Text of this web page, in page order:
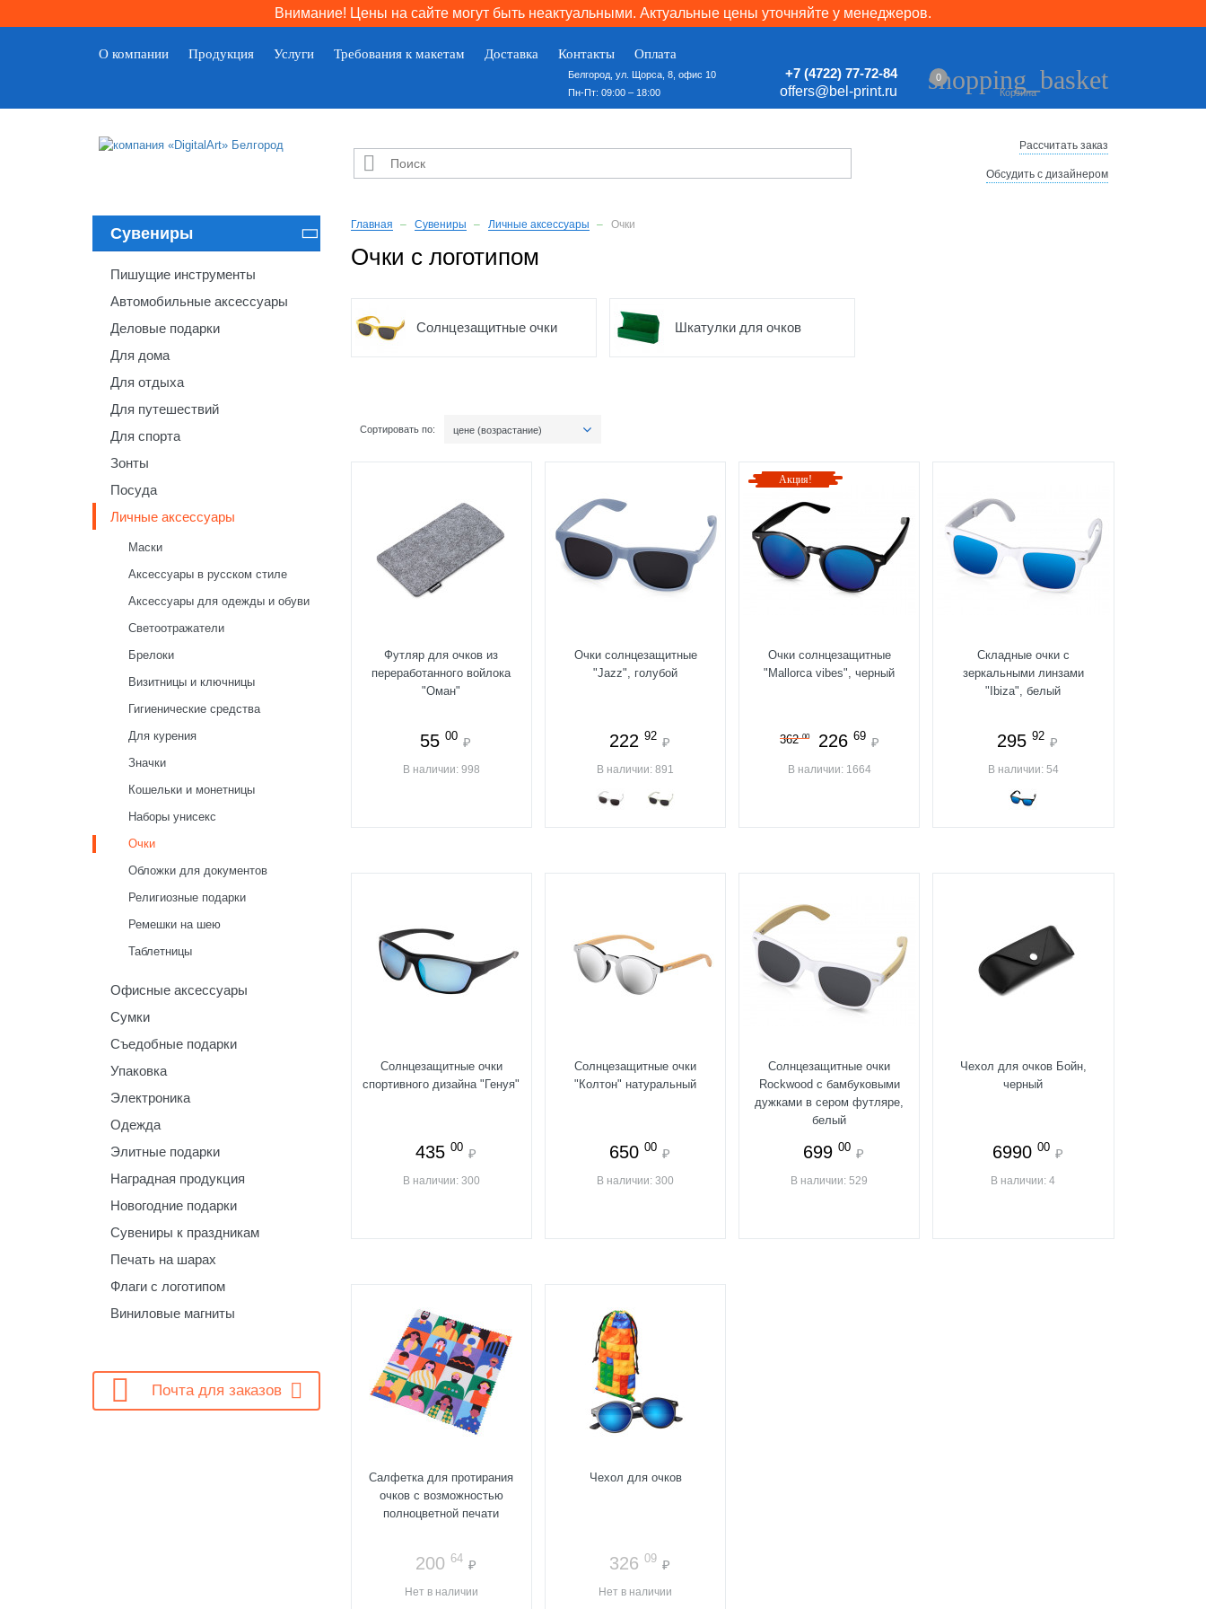
Внимание! Цены на сайте могут быть неактуальными. Актуальные цены уточняйте у менеджеров.
О компании Продукция Услуги Требования к макетам Доставка Контакты Оплата
Белгород, ул. Щорса, 8, офис 10
Пн-Пт: 09:00 – 18:00
+7 (4722) 77-72-84
offers@bel-print.ru
shopping_basket
Корзина
0

Рассчитать заказ
Обсудить с дизайнером
Сувениры 
Пишущие инструменты
Автомобильные аксессуары
Деловые подарки
Для дома
Для отдыха
Для путешествий
Для спорта
Зонты
Посуда
Личные аксессуары
Маски
Аксессуары в русском стиле
Аксессуары для одежды и обуви
Светоотражатели
Брелоки
Визитницы и ключницы
Гигиенические средства
Для курения
Значки
Кошельки и монетницы
Наборы унисекс
Очки
Обложки для документов
Религиозные подарки
Ремешки на шею
Таблетницы
Офисные аксессуары
Сумки
Съедобные подарки
Упаковка
Электроника
Одежда
Элитные подарки
Наградная продукция
Новогодние подарки
Сувениры к праздникам
Печать на шарах
Флаги с логотипом
Виниловые магниты
 Почта для заказов
Главная Сувениры Личные аксессуары Очки
Очки с логотипом
Солнцезащитные очки Шкатулки для очков
Сортировать по: цене (возрастание)
Футляр для очков из
переработанного войлока
"Оман"
55 00 ₽
В наличии: 998
Очки солнцезащитные
"Jazz", голубой
222 92 ₽
В наличии: 891
Акция!
Очки солнцезащитные
"Mallorca vibes", черный
362 00 226 69 ₽
В наличии: 1664
Складные очки с
зеркальными линзами
"Ibiza", белый
295 92 ₽
В наличии: 54
Солнцезащитные очки
спортивного дизайна "Генуя"
435 00 ₽
В наличии: 300
Солнцезащитные очки
"Колтон" натуральный
650 00 ₽
В наличии: 300
Солнцезащитные очки
Rockwood с бамбуковыми
дужками в сером футляре,
белый
699 00 ₽
В наличии: 529
Чехол для очков Бойн,
черный
6990 00 ₽
В наличии: 4
Салфетка для протирания
очков с возможностью
полноцветной печати
200 64 ₽
Нет в наличии
Чехол для очков
326 09 ₽
Нет в наличии